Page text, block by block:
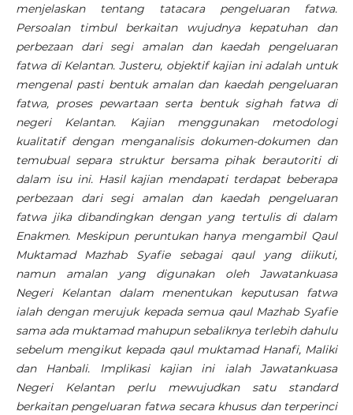
menjelaskan tentang tatacara pengeluaran fatwa.
Persoalan timbul berkaitan wujudnya kepatuhan dan
perbezaan dari segi amalan dan kaedah pengeluaran
fatwa di Kelantan. Justeru, objektif kajian ini adalah untuk
mengenal pasti bentuk amalan dan kaedah pengeluaran
fatwa, proses pewartaan serta bentuk sighah fatwa di
negeri Kelantan. Kajian menggunakan metodologi
kualitatif dengan menganalisis dokumen-dokumen dan
temubual separa struktur bersama pihak berautoriti di
dalam isu ini. Hasil kajian mendapati terdapat beberapa
perbezaan dari segi amalan dan kaedah pengeluaran
fatwa jika dibandingkan dengan yang tertulis di dalam
Enakmen. Meskipun peruntukan hanya mengambil Qaul
Muktamad Mazhab Syafie sebagai qaul yang diikuti,
namun amalan yang digunakan oleh Jawatankuasa
Negeri Kelantan dalam menentukan keputusan fatwa
ialah dengan merujuk kepada semua qaul Mazhab Syafie
sama ada muktamad mahupun sebaliknya terlebih dahulu
sebelum mengikut kepada qaul muktamad Hanafi, Maliki
dan Hanbali. Implikasi kajian ini ialah Jawatankuasa
Negeri Kelantan perlu mewujudkan satu standard
berkaitan pengeluaran fatwa secara khusus dan terperinci